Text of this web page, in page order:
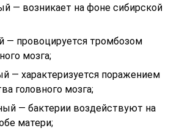
— возникает на фоне сибирской
— провоцируется тромбозом
мозга;
— характеризуется поражением
головного мозга;
— бактерии воздействуют на
матери;